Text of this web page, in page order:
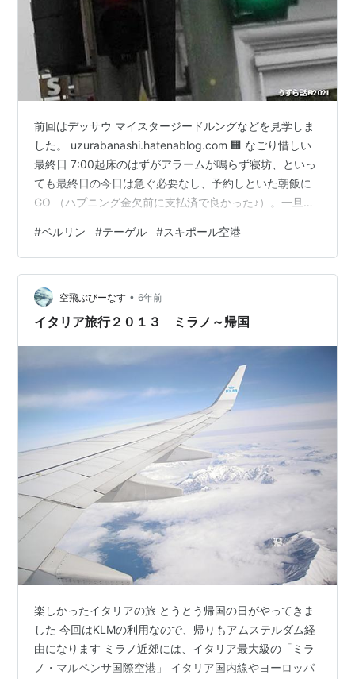
前回はデッサウ マイスタージードルングなどを見学しま
した。 uzurabanashi.hatenablog.com 🏢 なごり惜しい
最終日 7:00起床のはずがアラームが鳴らず寝坊、といっ
ても最終日の今日は急ぐ必要なし、予約しといた朝飯に
GO （ハプニング金欠前に支払済で良かった♪）。一旦中
ポツポツ雨。 ホテルレストラン、まだ外は真っ暗 ドイツ
のパンは美味い、安くて硬いパンでも美味い サラミやチ
ーズ、この他ホットミール少々 オーガニック表示とかあ
ります 見た目デザートっぽいヨーグルト 赤いのは甘いか
と思ったら激酸っぱかった いただきま～す こう…
#ベルリン #テーゲル #スキポール空港
空飛ぶびーなす • 6年前
イタリア旅行２０１３ ミラノ～帰国
楽しかったイタリアの旅 とうとう帰国の日がやってきま
した 今回はKLMの利用なので、帰りもアムステルダム経
由になります ミラノ近郊には、イタリア最大級の「ミラ
ノ・マルペンサ国際空港」 イタリア国内線やヨーロッパ